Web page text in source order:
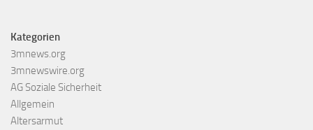
Kategorien
3mnews.org
3mnewswire.org
AG Soziale Sicherheit
Allgemein
Altersarmut